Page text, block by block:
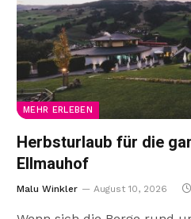
MEHR ERLEBEN
Herbsturlaub für die
Ellmauhof
Malu Winkler August 10, 2026